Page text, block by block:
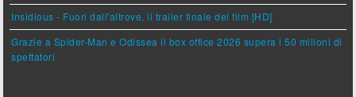
Insidious - Fuori dall'altrove, il trailer finale del film [HD]
Grazie a Spider-Man e Odissea il box office 2026 supera i 50 milioni di
spettatori